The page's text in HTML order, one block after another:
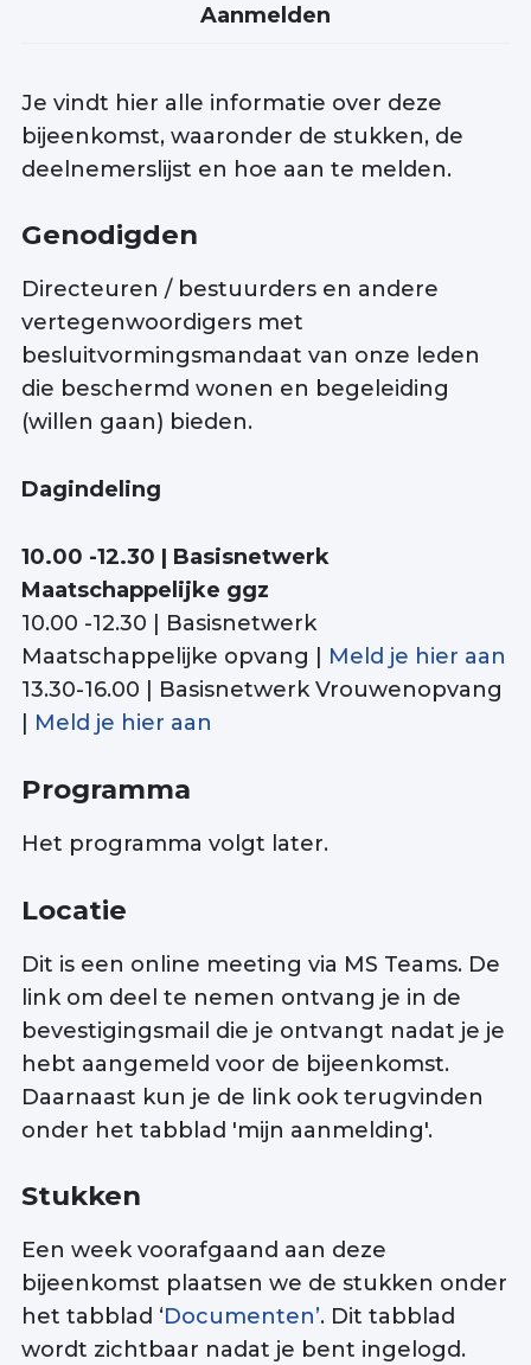
Aanmelden
Je vindt hier alle informatie over deze
bijeenkomst, waaronder de stukken, de
deelnemerslijst en hoe aan te melden.
Genodigden
Directeuren / bestuurders en andere
vertegenwoordigers met
besluitvormingsmandaat van onze leden
die beschermd wonen en begeleiding
(willen gaan) bieden.
Dagindeling
10.00 -12.30 | Basisnetwerk
Maatschappelijke ggz
10.00 -12.30 | Basisnetwerk
Maatschappelijke opvang | Meld je hier aan
13.30-16.00 | Basisnetwerk Vrouwenopvang
Meld je hier aan
Programma
Het programma volgt later.
Locatie
Dit is een online meeting via MS Teams. De
link om deel te nemen ontvang je in de
bevestigingsmail die je ontvangt nadat je je
hebt aangemeld voor de bijeenkomst.
Daarnaast kun je de link ook terugvinden
onder het tabblad 'mijn aanmelding'.
Stukken
Een week voorafgaand aan deze
bijeenkomst plaatsen we de stukken onder
het tabblad ‘Documenten’. Dit tabblad
wordt zichtbaar nadat je bent ingelogd.